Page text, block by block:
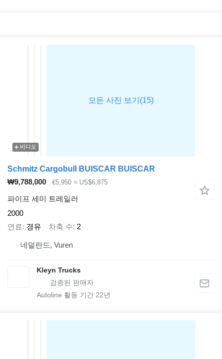
비디오
Schmitz Cargobull BUISCAR BUISCAR
₩9,788,000
€5,950 ≈ US$6,875
파이프 세미 트레일러
2000
연료
경유 차축 수 2
네덜란드, Vuren
Kleyn Trucks
Autoline 활동 기간 22년